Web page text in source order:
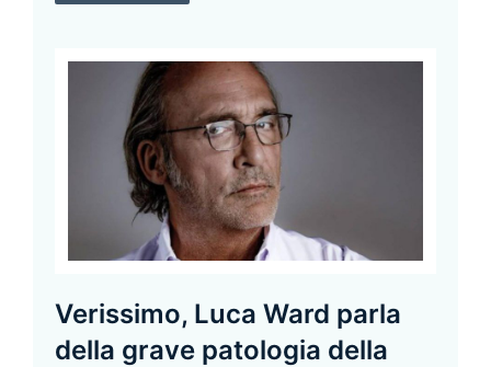
Verissimo, Luca Ward parla
della grave patologia della